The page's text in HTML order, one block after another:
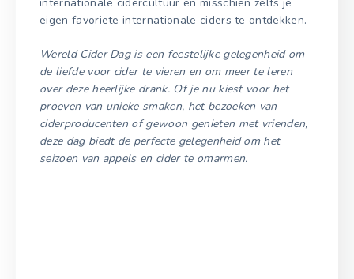
eigen favoriete internationale ciders te ontdekken.
Wereld Cider Dag is een feestelijke gelegenheid om
de liefde voor cider te vieren en om meer te leren
over deze heerlijke drank. Of je nu kiest voor het
proeven van unieke smaken, het bezoeken van
ciderproducenten of gewoon genieten met vrienden,
deze dag biedt de perfecte gelegenheid om het
seizoen van appels en cider te omarmen.